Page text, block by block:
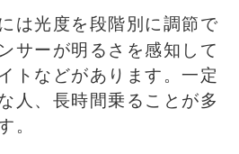
は光度を段階別に調節で
サーが明るさを感知して
トなどがあります。一定
人、長時間乗ることが多
。